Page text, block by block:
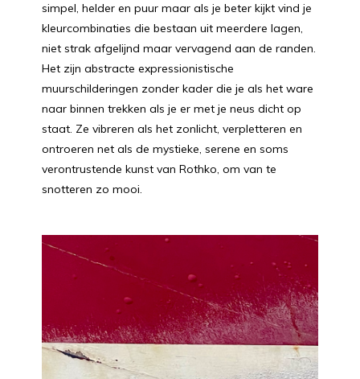
simpel, helder en puur maar als je beter kijkt vind je
kleurcombinaties die bestaan uit meerdere lagen,
niet strak afgelijnd maar vervagend aan de randen.
Het zijn abstracte expressionistische
muurschilderingen zonder kader die je als het ware
naar binnen trekken als je er met je neus dicht op
staat. Ze vibreren als het zonlicht, verpletteren en
ontroeren net als de mystieke, serene en soms
verontrustende kunst van Rothko, om van te
snotteren zo mooi.